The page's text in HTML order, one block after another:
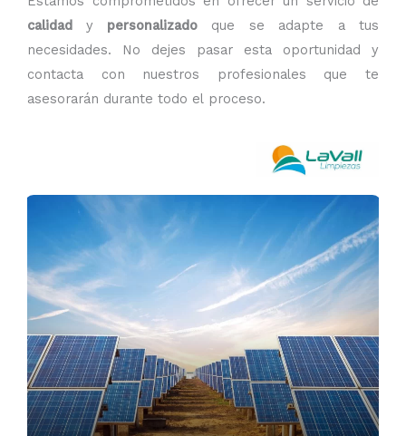
calidad y personalizado que se adapte a tus
necesidades. No dejes pasar esta oportunidad y
contacta con nuestros profesionales que te
asesorarán durante todo el proceso.